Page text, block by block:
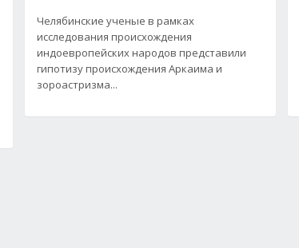
Челябинские ученые в рамках
исследования происхождения
индоевропейских народов представили
гипотизу происхождения Аркаима и
зороастризма...